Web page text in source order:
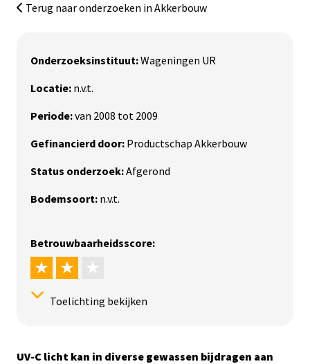
Terug naar onderzoeken in Akkerbouw
Onderzoeksinstituut:Wageningen UR
Locatie: n.v.t.
Periode:van 2008 tot 2009
Gefinancierd door: Productschap Akkerbouw
Status onderzoek:Afgerond
Bodemsoort: n.v.t.
Betrouwbaarheidsscore:
Toelichting bekijken
Statistische onderbouwing:
UV-C licht kan in diverse gewassen bijdragen aan